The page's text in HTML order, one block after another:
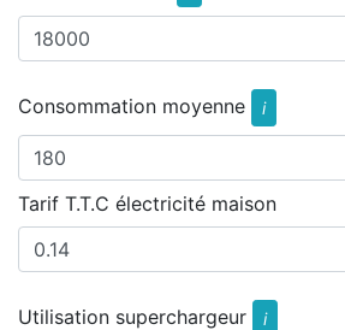
Consommation moyenne i
Tarif T.T.C électricité maison
Utilisation superchargeur i